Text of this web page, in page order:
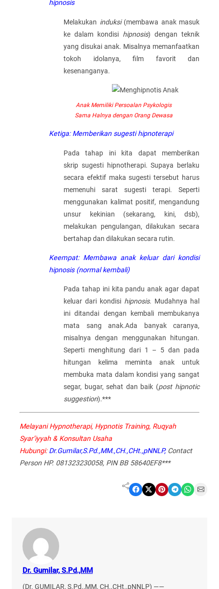
hipnosis
Melakukan induksi(membawa anak masuk
ke dalam kondisi hipnosis) dengan teknik
yang disukai anak. Misalnya memanfaatkan
tokoh idolanya, film favorit dan
kesenanganya.
Anak Memiliki Persoalan Psykologis
Sama Halnya dengan Orang Dewasa
Ketiga: Memberikan sugesti hipnoterapi
Pada tahap ini kita dapat memberikan
skrip sugesti hipnotherapi. Supaya berlaku
secara efektif maka sugesti tersebut harus
memenuhi sarat sugesti terapi. Seperti
menggunakan kalimat positif, mengandung
unsur kekinian (sekarang, kini, dsb),
melakukan pengulangan, dilakukan secara
bertahap dan dilakukan secara rutin.
Keempat: Membawa anak keluar dari kondisi
hipnosis (normal kembali)
Pada tahap ini kita pandu anak agar dapat
keluar dari kondisi hipnosis. Mudahnya hal
ini ditandai dengan kembali membukanya
mata sang anak.Ada banyak caranya,
misalnya dengan menggunakan hitungan.
Seperti menghitung dari 1 – 5 dan pada
hitungan kelima meminta anak untuk
membuka mata dalam kondisi yang sangat
segar, bugar, sehat dan baik (post hipnotic
suggestion).***
Melayani Hypnotherapi, Hypnotis Training, Ruqyah
Syar’iyyah & Konsultan Usaha
Hubungi:Dr.Gumilar,S.Pd.,MM.,CH.,CHt.,pNNLP,Contact
Person HP. 081323230058, PIN BB 58640EF8***
Share on Facebook Share on X Share on Pinterest Share on Telegram Share on WhatsApp Share on Email
Dr. Gumilar, S.Pd.,MM
(Dr. GUMILAR, S.Pd.,MM, CH.,CHt.,pNNLP) ——